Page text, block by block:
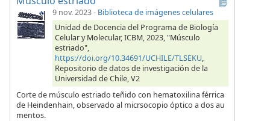
9 nov. 2023- Biblioteca de imágenes celulares
Unidad de Docencia del Programa de Biología
Celular y Molecular, ICBM, 2023, "Músculo
estriado",
https://doi.org/10.34691/UCHILE/TLSEKU,
Repositorio de datos de investigación de la
Universidad de Chile, V2
Corte de músculo estriado teñido con hematoxilina férrica
de Heindenhain, observado al micrsocopio óptico a dos au
mentos.